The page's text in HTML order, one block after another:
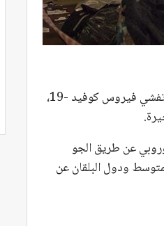
وقد أشارت وكالة اللجوء التابعة للاتحاد الأوروبي إلى رفع قيود السفر المفروضة خلال تفشي فيروس كوفيد -19،
عن طريق الجو
​​ودول البلقان عن